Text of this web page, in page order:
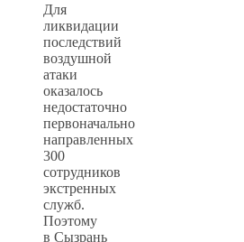
Для
ликвидации
последствий
воздушной
атаки
оказалось
недостаточно
первоначально
направленных
300
сотрудников
экстренных
служб.
Поэтому
в Сызрань